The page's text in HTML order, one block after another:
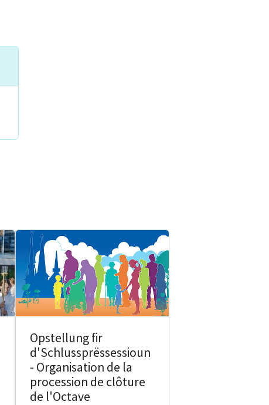
Opstellung fir
d'Schlussprëssessioun
- Organisation de la
procession de clôture
de l'Octave